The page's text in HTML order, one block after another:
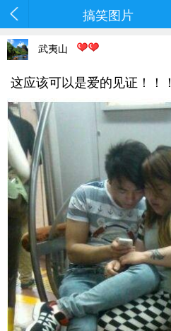
搞笑图片
武夷山
这应该可以是爱的见证！！！